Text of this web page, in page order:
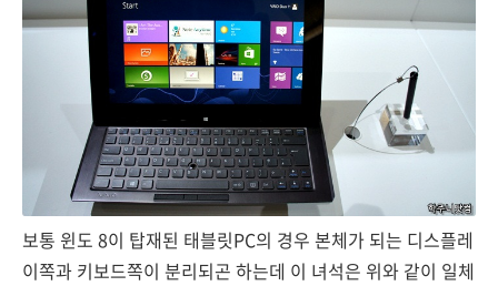
보통 윈도 8이 탑재된 태블릿PC의 경우 본체가 되는 디스플레
이쪽과 키보드쪽이 분리되곤 하는데 이 녀석은 위와 같이 일체